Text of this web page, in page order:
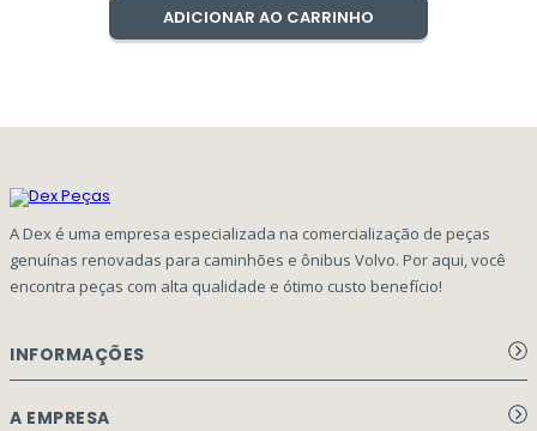
ADICIONAR AO CARRINHO
A Dex é uma empresa especializada na comercialização de peças
genuínas renovadas para caminhões e ônibus Volvo. Por aqui, você
encontra peças com alta qualidade e ótimo custo benefício!
INFORMAÇÕES
Aviso de privacidade Dex Peças
A EMPRESA